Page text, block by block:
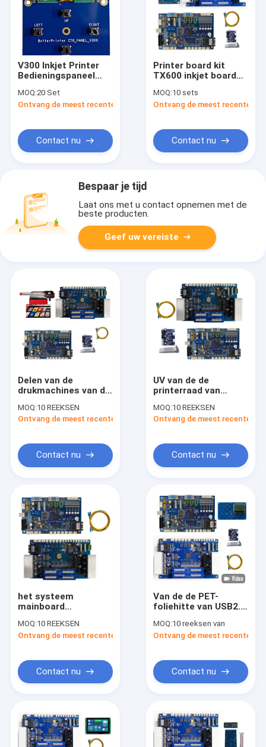
Producten
V300 Inkjet Printer
Bedieningspaneel
Liquid Crystal Screen
MOQ:20 Set
Ontvang de meest recente Prijs
Contact nu
Printer board kit
TX600 inkjet board
Printer voor reclame
foto textiel UV flat
MOQ:10 sets
Ontvang de meest recente
Contact nu
Bespaar je tijd
Laat ons met u contact opnemen met de
beste producten.
Geef uw vereiste
Delen van de
drukmachines van de
Hoofdtx600-
Printhead
de UV vlakke printer
van paneel
textielinkjet
MOQ:10 REEKSEN
Ontvang de meest recente Prijs
Contact nu
UV van de de
printerraad van
TX600 Delen van de
Drukmachines 4
inktpyrography
Printer
MOQ:10 REEKSEN
Ontvang de meest recente
Contact nu
het systeem
mainboard
hoofdtx600-de raads
vastgesteld
voor flatbed
UVprinter van printer
MOQ:10 REEKSEN
Ontvang de meest recente Prijs
Contact nu
Van de de PET-
foliehitte van USB2.0
Overdrachtprinter
Injectie Vier van
MOQ:10 reeksen van
Ontvang de meest recente
Contact nu